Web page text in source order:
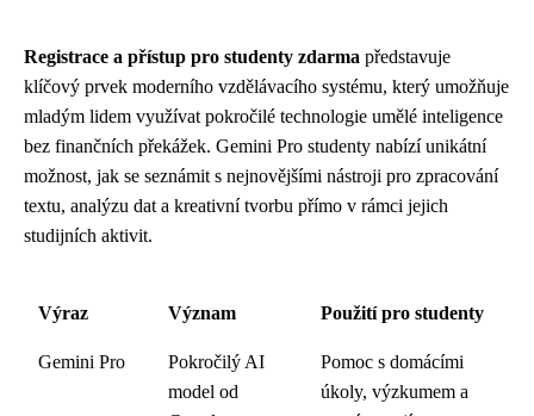
Registrace a přístup pro studenty zdarma představuje
klíčový prvek moderního vzdělávacího systému, který umožňuje
mladým lidem využívat pokročilé technologie umělé inteligence
bez finančních překážek. Gemini Pro studenty nabízí unikátní
možnost, jak se seznámit s nejnovějšími nástroji pro zpracování
textu, analýzu dat a kreativní tvorbu přímo v rámci jejich
studijních aktivit.
Výraz Význam Použití pro studenty
Gemini Pro
Pokročilý AI
model od
Pomoc s domácími
úkoly, výzkumem a